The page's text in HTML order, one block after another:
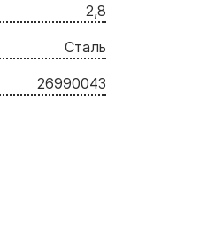
2,8
Сталь
26990043